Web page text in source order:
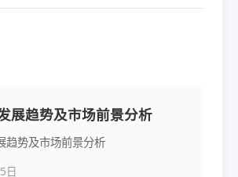
展趋势及市场前景分析
趋势及市场前景分析
日